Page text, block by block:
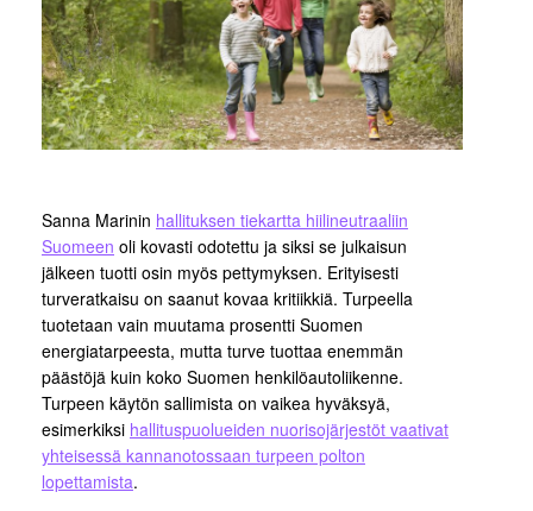
Sanna Marinin hallituksen tiekartta hiilineutraaliin
Suomeen oli kovasti odotettu ja siksi se julkaisun
jälkeen tuotti osin myös pettymyksen. Erityisesti
turveratkaisu on saanut kovaa kritiikkiä. Turpeella
tuotetaan vain muutama prosentti Suomen
energiatarpeesta, mutta turve tuottaa enemmän
päästöjä kuin koko Suomen henkilöautoliikenne.
Turpeen käytön sallimista on vaikea hyväksyä,
esimerkiksi hallituspuolueiden nuorisojärjestöt vaativat
yhteisessä kannanotossaan turpeen polton
lopettamista.